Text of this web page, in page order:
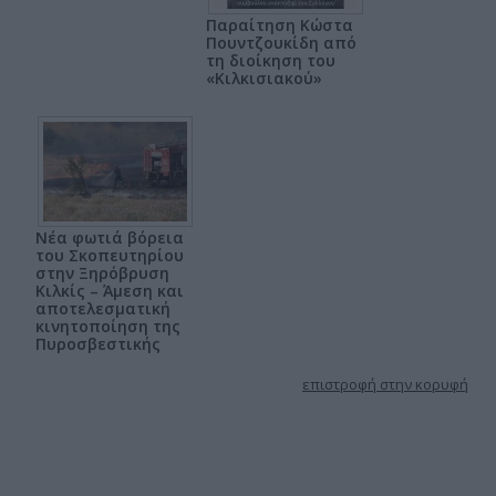
Παραίτηση Κώστα
Πουντζουκίδη από
τη διοίκηση του
«Κιλκισιακού»
Νέα φωτιά βόρεια
του Σκοπευτηρίου
στην Ξηρόβρυση
Κιλκίς – Άμεση και
αποτελεσματική
κινητοποίηση της
Πυροσβεστικής
επιστροφή στην κορυφή